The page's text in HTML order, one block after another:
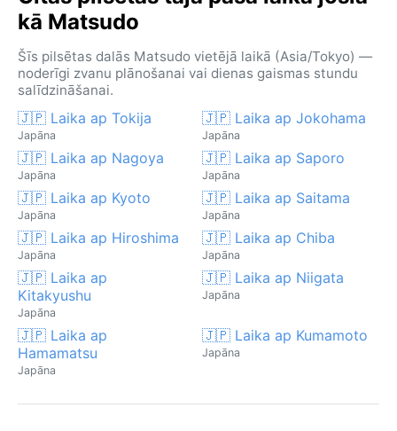
kā Matsudo
Šīs pilsētas dalās Matsudo vietējā laikā (Asia/Tokyo) —
noderīgi zvanu plānošanai vai dienas gaismas stundu
salīdzināšanai.
🇯🇵 Laika ap Tokija
Japāna
🇯🇵 Laika ap Jokohama
Japāna
🇯🇵 Laika ap Nagoya
Japāna
🇯🇵 Laika ap Saporo
Japāna
🇯🇵 Laika ap Kyoto
Japāna
🇯🇵 Laika ap Saitama
Japāna
🇯🇵 Laika ap Hiroshima
Japāna
🇯🇵 Laika ap Chiba
Japāna
🇯🇵 Laika ap
Kitakyushu
Japāna
🇯🇵 Laika ap Niigata
Japāna
🇯🇵 Laika ap
Hamamatsu
Japāna
🇯🇵 Laika ap Kumamoto
Japāna